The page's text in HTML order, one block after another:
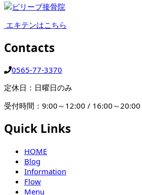
エキテンはこちら
Contacts
0565-77-3370
定休日：日曜日のみ
受付時間：9:00～12:00 / 16:00～20:00
Quick Links
HOME
Blog
Information
Flow
Menu